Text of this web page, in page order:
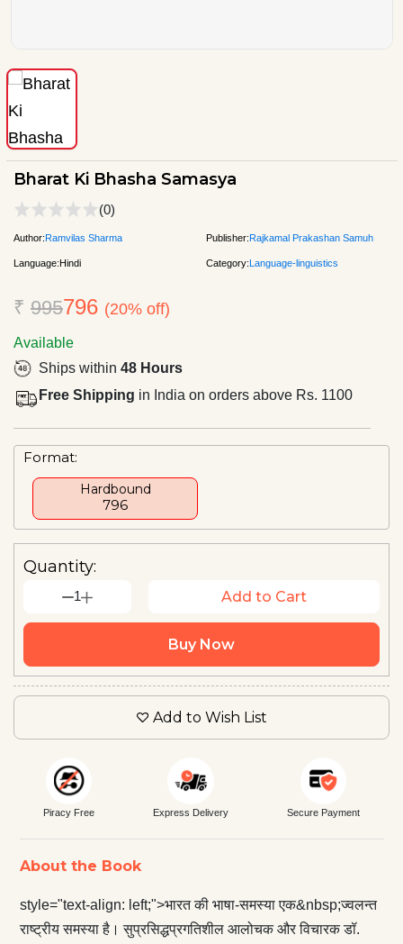
Bharat Ki Bhasha Samasya
(0)
Author:Ramvilas Sharma Publisher:Rajkamal Prakashan Samuh
Language:Hindi Category:Language-linguistics
₹ 995796 (20% off)
Available
Ships within 48 Hours
Free Shipping in India on orders above Rs. 1100
Format:
Hardbound
₹796
Quantity:
1 Add to Cart
Buy Now
Add to Wish List
Piracy Free Express Delivery Secure Payment
About the Book
style="text-align: left;">भारत की भाषा-समस्या एक&nbsp;ज्वलन्त
राष्ट्रीय समस्या है। सुप्रसिद्धप्रगतिशील आलोचक और विचारक डॉ.